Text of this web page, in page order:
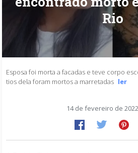
Rio
Esposa foi morta a facadas e teve corpo
tios dela foram mortos a marretadas ler
14 de fevereiro de